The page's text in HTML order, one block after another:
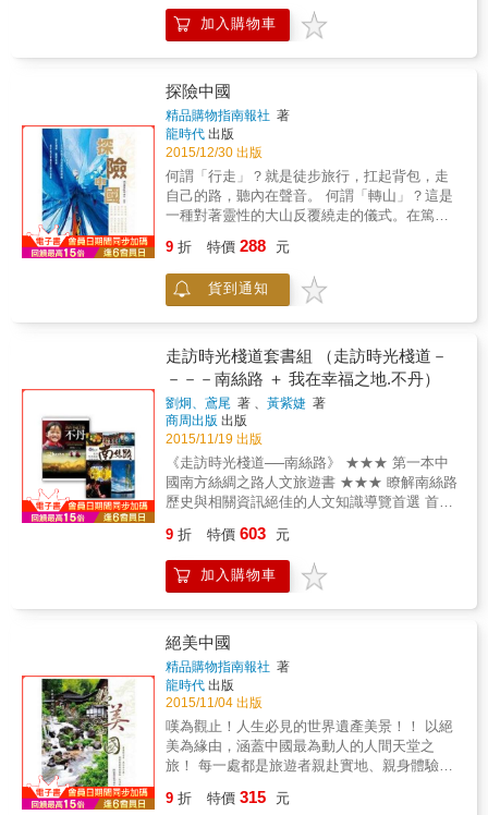
育了不同的人。人有氣質，城市也有氣質。人
的氣質，決定了個人的人緣；城市的氣質，影
淺，甚至誤解。大陸作家易中天的《讀城
記》，在一開始「城市與人」引言中，就將孟
庭葦的歌「冬季到台北來看雨」，誤成「夏
季」到台北來看雨（第二頁第十五行）。唯有
在台北長期生活的人，才能領悟台北冬季綿綿
細雨的纏綿。反之，台北夏季的西北雨，往往
來得急驟，雨滴大而急促，恐怕不適合「看」
到情趣哦。& 旅人初來乍到一個陌生城市，往
往從自己的經驗，形成城市的第一印象；但
差，更能感受到相對的區別，反而凸顯了城市
的獨特性，這種刻板印象是很直接的反應，不
一定精準，但往往很形象，也令人難忘。 順口
城市順口溜，正是典型的例子：「不到北京不
知道自己官小，不到上海不知道自己鄉巴佬，
不到廣州不知道自己車不好，不到深圳不知道
自己錢少，不到東北不知道自己膽小，不到重
慶不知道自己結婚早，不到海南不知道自己身
體不好。」 當然，台灣開放大陸客來台旅遊
後，又加上了：「不到台灣不知道自己生活不
好。」台灣的小確幸，的確令大陸客羨慕！ 然
差。大陸不同作家對台北就有著不同的定位：
台北是「最陌生的城市」（新周刊）、「最說
不清的城市」（徐學）和「最多樣的城市」
（易中天）。部份未曾來過台灣的大陸人，受
免認為台灣是一個亂糟糟的不平靜社會。然
而，一位來台的大陸媒體人，在數度訪台後，
卻得出如下結論：「台灣媒體很吵鬧，台灣社
會很和諧；大陸媒體很和諧，大陸社會很吵
鬧。」 這種淺嘗即止的定調，往往主導了外地
人的城市印象。另一則大陸城市順口溜也是例
證：「重慶滿街是美女，深圳滿街撿鈔票，廈
門隨時可泡茶，廣州什麼都能吃。東北吵架先
動手再動口，上海只動口不動手。」 <span
加入購物車
探險中國
精品購物指南報社 著
龍時代 出版
2015/12/30 出版
何謂「行走」？就是徒步旅行，扛起背包，走
自己的路，聽內在聲音。 何謂「轉山」？這是
一種對著靈性的大山反覆繞走的儀式。在篤信
宗教行為。他們堅信，透過轉山，自己的苦難
與罪孽會隨著對神山的反覆繞走而得以淨化與
解脫&hellip;&hellip; 本書特色 01.一本書涵括五
年來興盛的徒步旅行探險路線，藉由大自然賜
予的美景，參訪歷史邊城與靈修參道，發掘潛
在能量。 03.每個章節均提供每一處景點的「推
薦理由」、「推薦行程」、「一定要造訪的景
點」、「注意事項」、「重點提示」，以及旅
遊的TIPS，包括最佳旅遊時間、交通、通信、
當地美食、住宿資訊等。
9 折 特價 288 元
貨到通知
走訪時光棧道套書組 （走訪時光棧道－
－－－南絲路 ＋ 我在幸福之地.不丹）
劉炯、鳶尾 著 、黃紫婕 著
商周出版 出版
2015/11/19 出版
《走訪時光棧道──南絲路》 ★★★ 第一本中
國南方絲綢之路人文旅遊書 ★★★ 瞭解南絲路
歷史與相關資訊絕佳的人文知識導覽首選 首度
內一千公里、有著兩千多年歷史的南方絲綢之
路。 由最資深的當地旅遊家與攝影師，從成都
出發， 走訪二十一座沿途城市與大小歷史景
於四川成都，經過雲南，最後抵達印度以及現
今東南亞國家。如同西域絲路一般，自漢朝以
來，它所傳遞的不只有貨品，更多的是文化的
交流與傳播。因此，我們稱它為「南方絲綢之
路」，一條有著兩千多年歷史、猶如時光隧道
般的古道。 本書帶你從成都出發，分流犛牛道
與五尺道，追隨先人的步伐與馬蹄聲中前進。
走遍壯闊無際的千山萬水；尋訪曾經繁華一
時、如今滄海桑田的古鎮小道。更有證明文化
9 折 特價 603 元
加入購物車
絕美中國
精品購物指南報社 著
龍時代 出版
2015/11/04 出版
嘆為觀止！人生必見的世界遺產美景！！ 以絕
美為緣由，涵蓋中國最為動人的人間天堂之
旅！ 每一處都是旅遊者親赴實地、親身體驗，
谷～隱祕最深的淨土、月牙泉～水沙共生的千
9 折 特價 315 元